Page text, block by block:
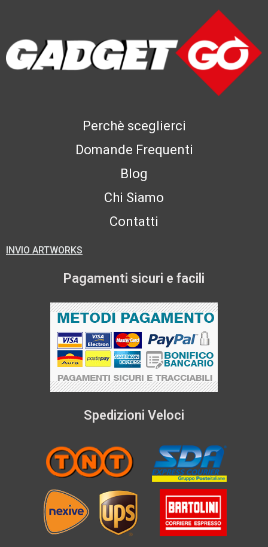
Perchè sceglierci
Domande Frequenti
Blog
Chi Siamo
Contatti
INVIO ARTWORKS
Pagamenti sicuri e facili
Spedizioni Veloci